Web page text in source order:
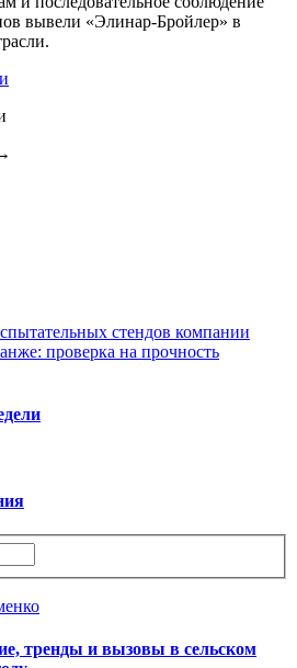
тренды и вызовы в сельском